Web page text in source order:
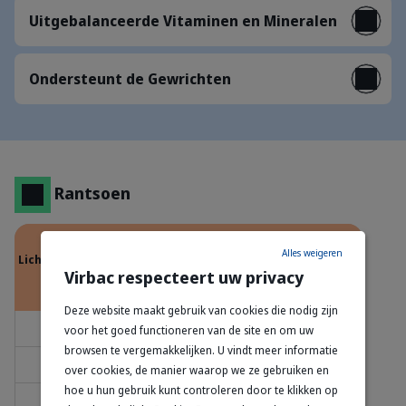
Uitgebalanceerde Vitaminen en Mineralen
Ondersteunt de Gewrichten
Rantsoen
Lichaamsgewicht
(kg)
Afvallen GewichtscontroleDiabetes
20 25 25
35 40 40
45 50 50
Virbac respecteert uw privacy
Deze website maakt gebruik van cookies die nodig zijn
voor het goed functioneren van de site en om uw
browsen te vergemakkelijken. U vindt meer informatie
over cookies, de manier waarop we ze gebruiken en
hoe u hun gebruik kunt controleren door te klikken op
Alles weigeren